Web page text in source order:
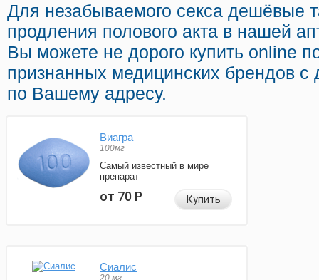
Для незабываемого секса дешёвые
продления полового акта в нашей
Вы можете не дорого купить online
признанных медицинских брендов с
по Вашему адресу.
Виагра
100мг
Самый известный в мире
препарат
от 70Р Купить
Сиалис